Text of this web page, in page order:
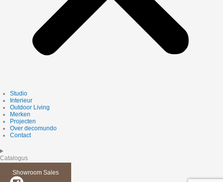
Studio
Interieur
Outdoor Living
Merken
Projecten
Over decomundo
Contact
Catalogus
Showroom Sales